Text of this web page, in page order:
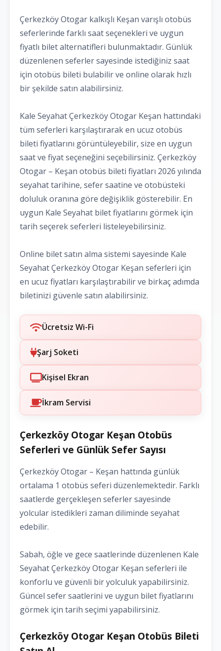
Çerkezköy Otogar kalkışlı Keşan varışlı otobüs
seferlerinde farklı saat seçenekleri ve uygun
fiyatlı bilet alternatifleri bulunmaktadır. Günlük
düzenlenen seferler sayesinde istediğiniz saat
için otobüs bileti bulabilir ve online olarak hızlı
bir şekilde satın alabilirsiniz.
Kale Seyahat Çerkezköy Otogar Keşan hattındaki
tüm seferleri karşılaştırarak en ucuz otobüs
bileti fiyatlarını görüntüleyebilir, size en uygun
saat ve fiyat seçeneğini seçebilirsiniz. Çerkezköy
Otogar – Keşan otobüs bileti fiyatları 2026 yılında
seyahat tarihine, sefer saatine ve otobüsteki
doluluk oranına göre değişiklik gösterebilir. En
uygun Kale Seyahat bilet fiyatlarını görmek için
tarih seçerek seferleri listeleyebilirsiniz.
Online bilet satın alma sistemi sayesinde Kale
Seyahat Çerkezköy Otogar Keşan seferleri için
en ucuz fiyatları karşılaştırabilir ve birkaç adımda
biletinizi güvenle satın alabilirsiniz.
Ücretsiz Wi-Fi
Şarj Soketi
Kişisel Ekran
İkram Servisi
Çerkezköy Otogar Keşan Otobüs
Seferleri ve Günlük Sefer Sayısı
Çerkezköy Otogar – Keşan hattında günlük
ortalama 1 otobüs seferi düzenlemektedir. Farklı
saatlerde gerçekleşen seferler sayesinde
yolcular istedikleri zaman diliminde seyahat
edebilir.
Sabah, öğle ve gece saatlerinde düzenlenen Kale
Seyahat Çerkezköy Otogar Keşan seferleri ile
konforlu ve güvenli bir yolculuk yapabilirsiniz.
Güncel sefer saatlerini ve uygun bilet fiyatlarını
görmek için tarih seçimi yapabilirsiniz.
Çerkezköy Otogar Keşan Otobüs Bileti